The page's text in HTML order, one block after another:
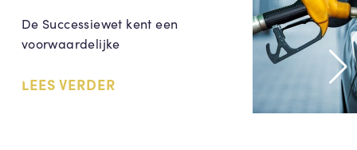
De Successiewet kent een
voorwaardelijke
LEES VERDER